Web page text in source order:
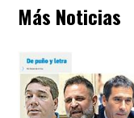
Más Noticias